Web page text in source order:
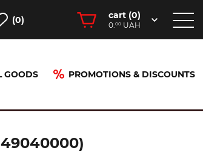
(0) cart (0)
0.00 UAH
GOODS PROMOTIONS & DISCOUNTS